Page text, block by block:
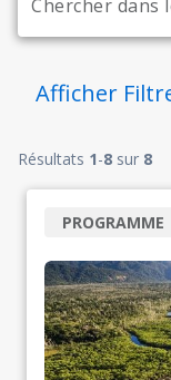
Afficher
Résultats 1-8 sur 8
PROGRAMME